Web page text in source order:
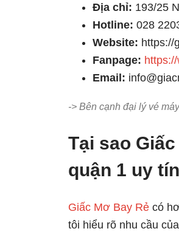
Địa chỉ: 193/25
Hotline: 028
Website: https://
Fanpage:
Email:
-> Bên cạnh đại lý vé
Tại sao
quận 1 uy
Giấc Mơ Bay Rẻ có
tôi hiểu rõ nhu cầu